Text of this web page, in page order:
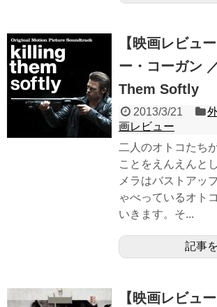
【映画レビュ
ー・コーガン
Them Softly
2013/3/21
画レビュー
二人のオトコたち
ことをえんえんと
メラはバストアッ
ゃべっているオト
いきます。そ...
記事
【映画レビュ